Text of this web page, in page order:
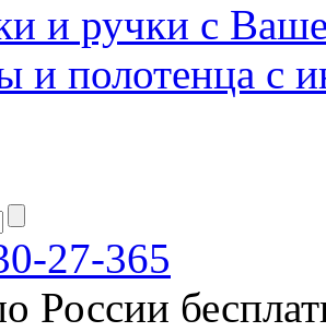
и ручки с
и полотенца с
27-365
России